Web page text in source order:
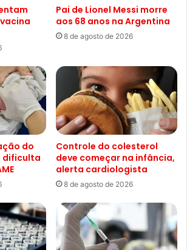
Pai de Lionel Messi morre
aos 68 anos na Argentina
8 de agosto de 2026
do
dificulta
Controle do colesterol
deve começar na infância,
alerta cardiologista
8 de agosto de 2026